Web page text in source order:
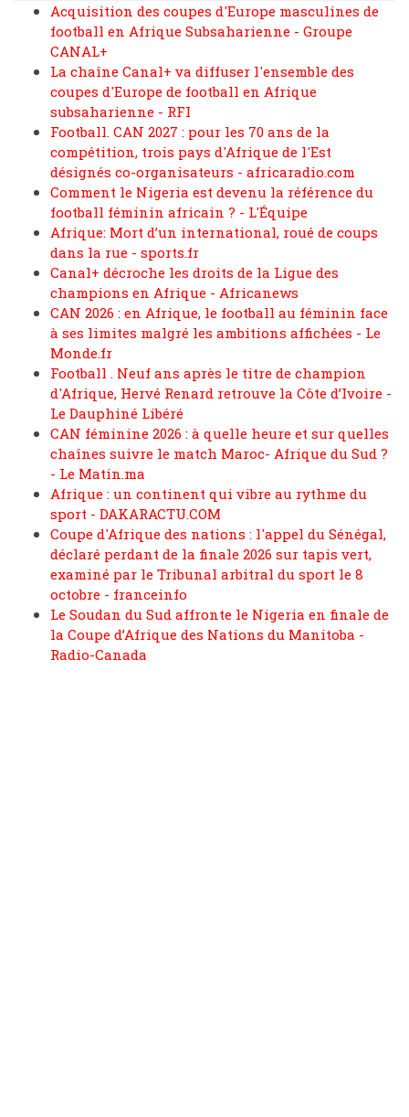
Acquisition des coupes d'Europe masculines de
football en Afrique Subsaharienne - Groupe
CANAL+
La chaîne Canal+ va diffuser l'ensemble des
coupes d'Europe de football en Afrique
subsaharienne - RFI
Football. CAN 2027 : pour les 70 ans de la
compétition, trois pays d'Afrique de l'Est
désignés co-organisateurs - africaradio.com
Comment le Nigeria est devenu la référence du
football féminin africain ? - L'Équipe
Afrique: Mort d’un international, roué de coups
dans la rue - sports.fr
Canal+ décroche les droits de la Ligue des
champions en Afrique - Africanews
CAN 2026 : en Afrique, le football au féminin face
à ses limites malgré les ambitions affichées - Le
Monde.fr
Football . Neuf ans après le titre de champion
d'Afrique, Hervé Renard retrouve la Côte d’Ivoire -
Le Dauphiné Libéré
CAN féminine 2026 : à quelle heure et sur quelles
chaînes suivre le match Maroc- Afrique du Sud ?
- Le Matin.ma
Afrique : un continent qui vibre au rythme du
sport - DAKARACTU.COM
Coupe d'Afrique des nations : l'appel du Sénégal,
déclaré perdant de la finale 2026 sur tapis vert,
examiné par le Tribunal arbitral du sport le 8
octobre - franceinfo
Le Soudan du Sud affronte le Nigeria en finale de
la Coupe d’Afrique des Nations du Manitoba -
Radio-Canada